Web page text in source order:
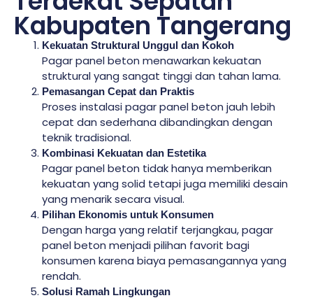
Kabupaten Tangerang
Kekuatan Struktural Unggul dan Kokoh
Pagar panel beton menawarkan kekuatan
struktural yang sangat tinggi dan tahan lama.
Pemasangan Cepat dan Praktis
Proses instalasi pagar panel beton jauh lebih
cepat dan sederhana dibandingkan dengan
teknik tradisional.
Kombinasi Kekuatan dan Estetika
Pagar panel beton tidak hanya memberikan
kekuatan yang solid tetapi juga memiliki desain
yang menarik secara visual.
Pilihan Ekonomis untuk Konsumen
Dengan harga yang relatif terjangkau, pagar
panel beton menjadi pilihan favorit bagi
konsumen karena biaya pemasangannya yang
rendah.
Solusi Ramah Lingkungan